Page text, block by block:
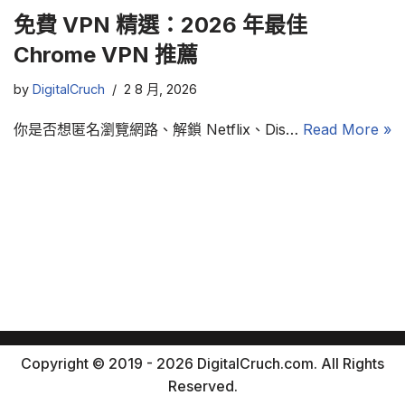
免費 VPN 精選：2026 年最佳
Chrome VPN 推薦
by DigitalCruch 2 8 月, 2026
你是否想匿名瀏覽網路、解鎖 Netflix、Dis… Read More »
Copyright © 2019 - 2026 DigitalCruch.com. All Rights
Reserved.